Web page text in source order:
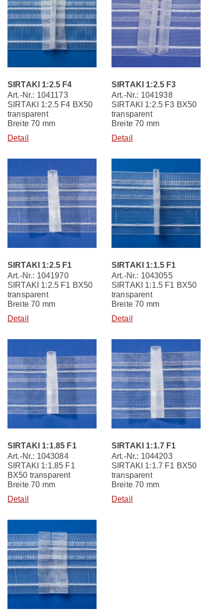
SIRTAKI 1:2.5 F4
Art.-Nr.: 1041173
SIRTAKI 1:2.5 F4 BX50
transparent
Breite 70 mm
Detail
SIRTAKI 1:2.5 F3
Art.-Nr.: 1041938
SIRTAKI 1:2.5 F3 BX50
transparent
Breite 70 mm
Detail
SIRTAKI 1:2.5 F1
Art.-Nr.: 1041970
SIRTAKI 1:2.5 F1 BX50
transparent
Breite 70 mm
Detail
SIRTAKI 1:1.5 F1
Art.-Nr.: 1043055
SIRTAKI 1:1.5 F1 BX50
transparent
Breite 70 mm
Detail
SIRTAKI 1:1.85 F1
Art.-Nr.: 1043084
SIRTAKI 1:1.85 F1
BX50 transparent
Breite 70 mm
Detail
SIRTAKI 1:1.7 F1
Art.-Nr.: 1044203
SIRTAKI 1:1.7 F1 BX50
transparent
Breite 70 mm
Detail